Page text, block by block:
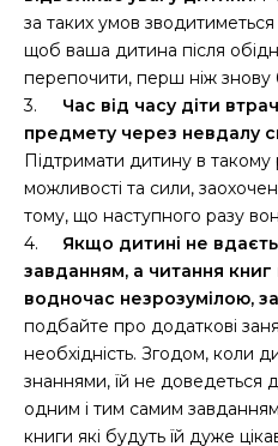
за таких умов
щоб ваша дитина після
перепочити, перш ніж знову
3.
Час від часу діти
предмету через невдалу
Підтримати дитину в такому
можливості та сили,
тому, що наступного разу
4.
Якщо дитині не
завданням, а читання
водночас незрозумілою,
подбайте про додаткові
необхідність. Згодом, коли
знаннями, їй не доведеться
одним і тим самим
книги які будуть їй дуже